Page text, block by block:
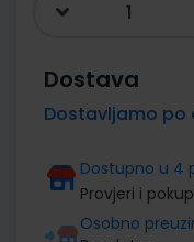
Dostava
Dostavljamo po
Dostupno u 4
Provjeri i
Osobno